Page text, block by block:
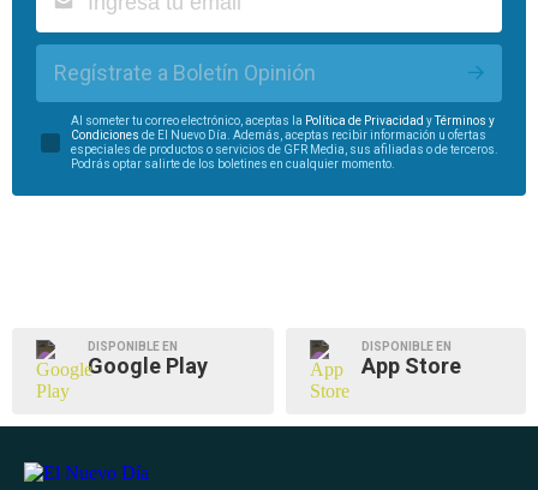
Regístrate a Boletín Opinión
Al someter tu correo electrónico, aceptas la Política de Privacidad yTérminos y
Condiciones de El Nuevo Día. Además, aceptas recibir información u ofertas
especiales de productos o servicios de GFR Media, sus afiliadas o de terceros.
Podrás optar salirte de los boletines en cualquier momento.
DISPONIBLE EN
Google Play
DISPONIBLE EN
App Store